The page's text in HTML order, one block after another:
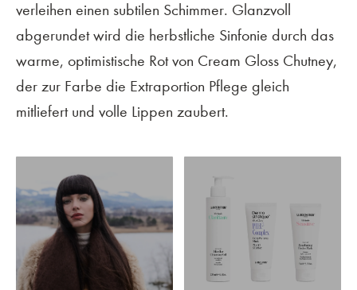
verleihen einen subtilen Schimmer. Glanzvoll
abgerundet wird die herbstliche Sinfonie durch das
warme, optimistische Rot von Cream Gloss Chutney,
der zur Farbe die Extraportion Pflege gleich
mitliefert und volle Lippen zaubert.